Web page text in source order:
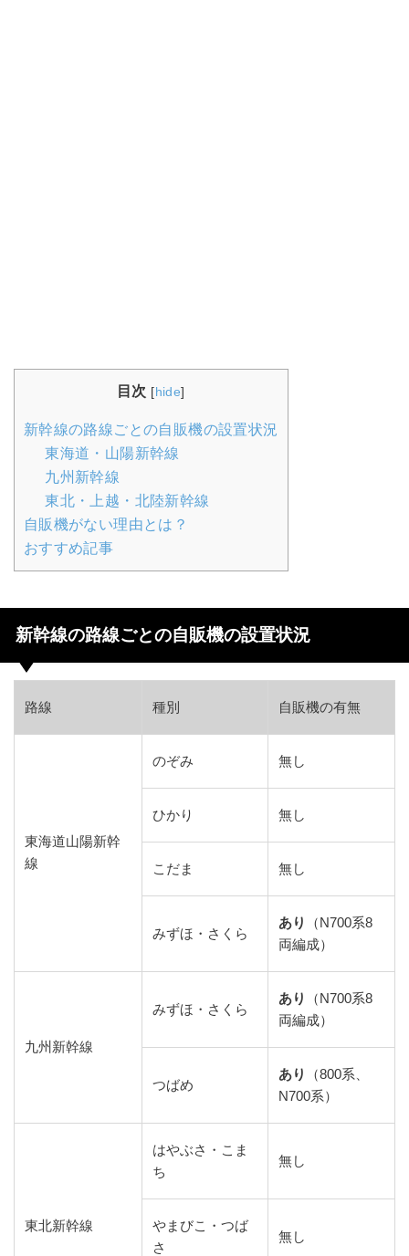
目次 [hide]
新幹線の路線ごとの自販機の設置状況
東海道・山陽新幹線
九州新幹線
東北・上越・北陸新幹線
自販機がない理由とは？
おすすめ記事
新幹線の路線ごとの自販機の設置状況
路線 種別 自販機の有無
東海道山陽新幹
線
のぞみ 無し
ひかり 無し
こだま 無し
みずほ・さくら
あり
（N700系8
両編成）
九州新幹線
みずほ・さくら
あり
（N700系8
両編成）
つばめ
あり
（800系、
N700系）
東北新幹線
はやぶさ・こま
ち
無し
やまびこ・つば
さ
無し